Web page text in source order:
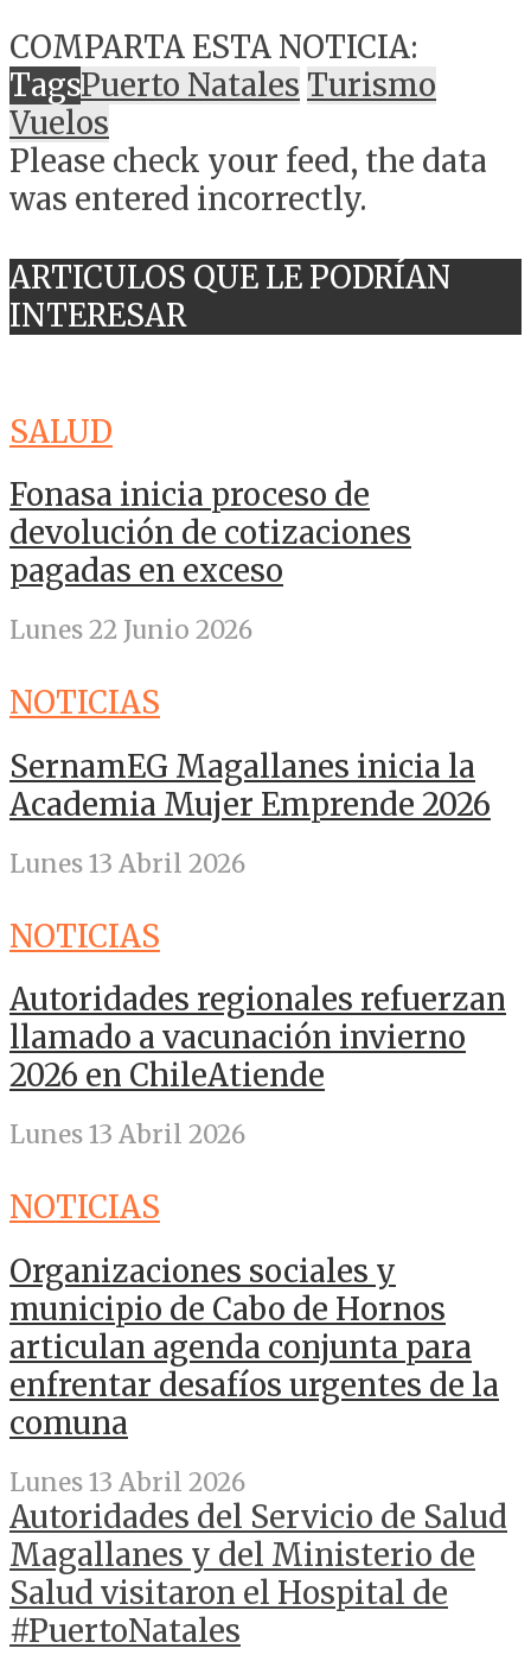
COMPARTA ESTA NOTICIA:
TagsPuerto Natales Turismo
Vuelos
Please check your feed, the data
was entered incorrectly.
ARTICULOS QUE LE PODRÍAN
INTERESAR
SALUD
Fonasa inicia proceso de
devolución de cotizaciones
pagadas en exceso
Lunes 22 Junio 2026
NOTICIAS
SernamEG Magallanes inicia la
Academia Mujer Emprende 2026
Lunes 13 Abril 2026
NOTICIAS
Autoridades regionales refuerzan
llamado a vacunación invierno
2026 en ChileAtiende
Lunes 13 Abril 2026
NOTICIAS
Organizaciones sociales y
municipio de Cabo de Hornos
articulan agenda conjunta para
enfrentar desafíos urgentes de la
comuna
Lunes 13 Abril 2026
Autoridades del Servicio de Salud
Magallanes y del Ministerio de
Salud visitaron el Hospital de
#PuertoNatales